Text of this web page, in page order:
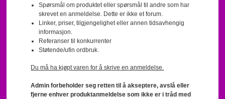
Spørsmål om produktet eller spørsmål til andre som har
skrevet en anmeldelse. Dette er ikke et forum.
Linker, priser, tilgjengelighet eller annen tidsavhengig
informasjon.
Referanser til konkurrenter
Støtende/ufin ordbruk.
Du må ha kjøpt varen for å skrive en anmeldelse.
Admin forbeholder seg retten til å akseptere, avslå eller
fjerne enhver produktanmeldelse som ikke er i tråd med